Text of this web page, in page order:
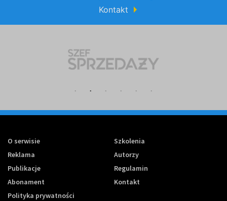
Kontakt
O serwisie
Szkolenia
Reklama
Autorzy
Publikacje
Regulamin
Abonament
Kontakt
Polityka prywatności